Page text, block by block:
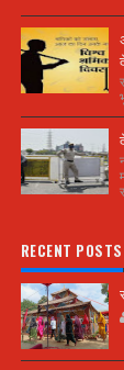
RECENT POSTS